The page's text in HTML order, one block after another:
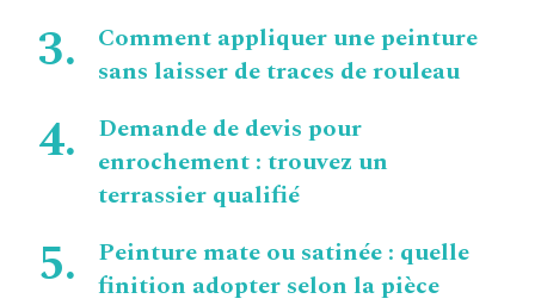
Comment appliquer une peinture
sans laisser de traces de rouleau
Demande de devis pour
enrochement : trouvez un
terrassier qualifié
Peinture mate ou satinée : quelle
finition adopter selon la pièce